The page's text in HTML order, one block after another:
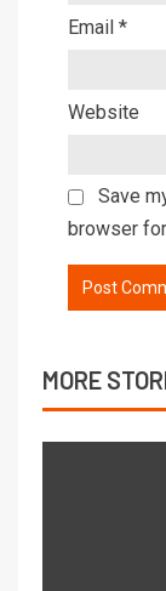
Email *
Website
Save
browser
MORE